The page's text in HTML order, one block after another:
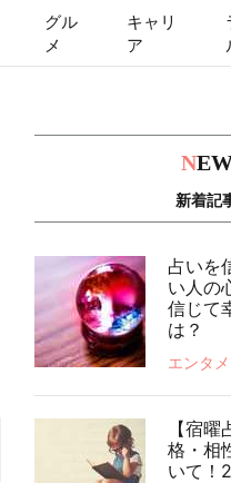
グル
メ
キャリ
ア
N
新着記
占いを
い人の
信じて
は？
エンタメ
【宿
格・相
いて！